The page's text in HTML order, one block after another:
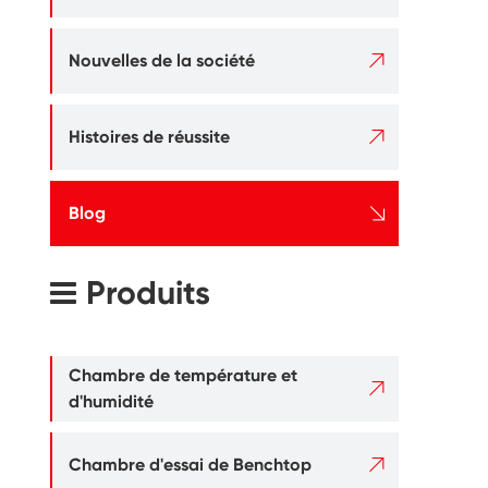
Nouvelles de la société 
Histoires de réussite 
Blog 
Produits
Chambre de température et
d'humidité

Chambre d'essai de Benchtop 